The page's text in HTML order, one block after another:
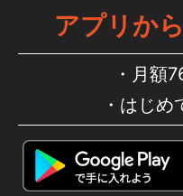
アプリか
月額
はじめ